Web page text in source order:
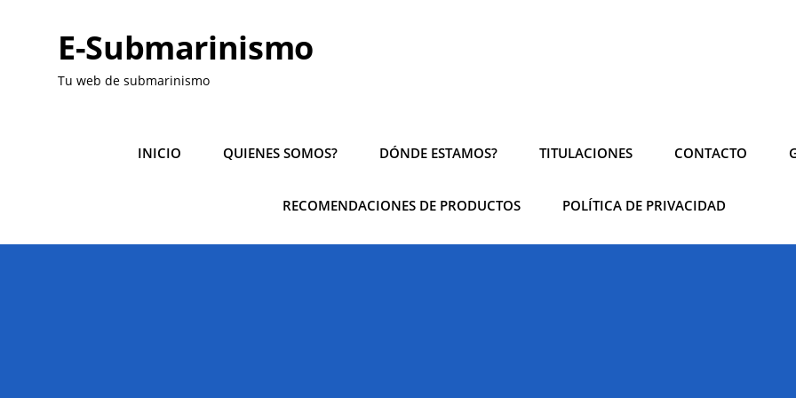
contenidoE-Submarinismo
Tu web de submarinismo
INICIO QUIENES SOMOS? DÓNDE ESTAMOS? TITULACIONES CONTACTO
RECOMENDACIONES DE PRODUCTOS POLÍTICA DE PRIVACIDAD